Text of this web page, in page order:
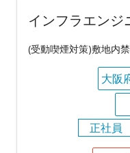
インフラエンジ
(受動喫煙対策)敷地内
大阪
正社員